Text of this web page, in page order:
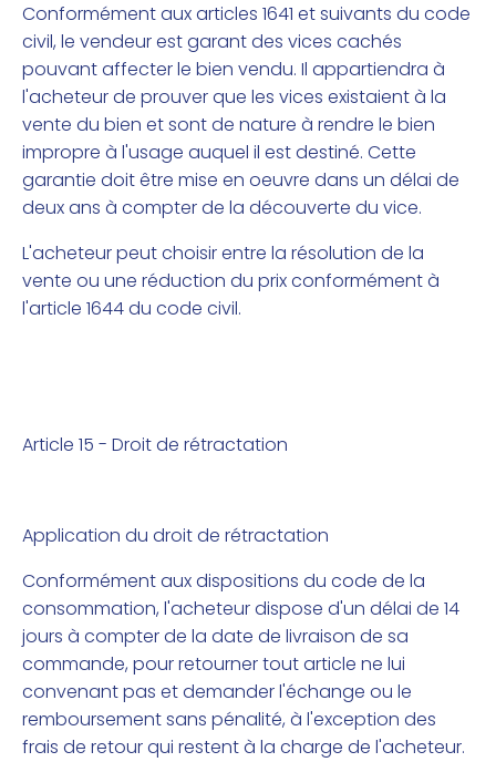
Conformément aux articles 1641 et suivants du code
civil, le vendeur est garant des vices cachés
pouvant affecter le bien vendu. Il appartiendra à
l'acheteur de prouver que les vices existaient à la
vente du bien et sont de nature à rendre le bien
impropre à l'usage auquel il est destiné. Cette
garantie doit être mise en oeuvre dans un délai de
deux ans à compter de la découverte du vice.
L'acheteur peut choisir entre la résolution de la
vente ou une réduction du prix conformément à
l'article 1644 du code civil.
Article 15 - Droit de rétractation
Application du droit de rétractation
Conformément aux dispositions du code de la
consommation, l'acheteur dispose d'un délai de 14
jours à compter de la date de livraison de sa
commande, pour retourner tout article ne lui
convenant pas et demander l'échange ou le
remboursement sans pénalité, à l'exception des
frais de retour qui restent à la charge de l'acheteur.